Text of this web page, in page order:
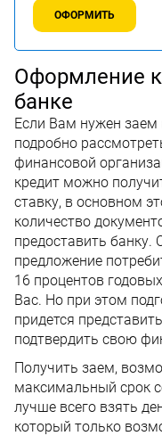
ОФОРМИТЬ
Оформление
банке
Если Вам нужен заем
подробно
финансовой
кредит можно
ставку, в основном
количество
предоставить банку.
предложение
16 процентов
Вас. Но при этом
придется
подтвердить свою
Получить заем,
максимальный срок
лучше всего взять
который только